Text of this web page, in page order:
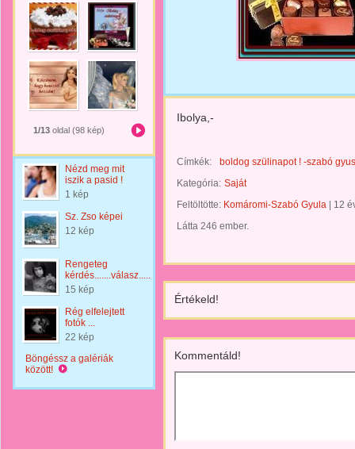
1/13 oldal (98 kép)
Nézd meg mit
iszik a pasid !
1 kép
Sz. Zso képei
12 kép
Rengeteg
kérdés.......válasz.....
15 kép
Rég elfelejtett
fotók ...
22 kép
Böngéssz a galériák
között!
Ibolya,-
Címkék:
boldog szülinapot ! -szabó
Kategória: Saját
Feltöltötte: Komáromi-Szabó Gyula
12
Látta 246 ember.
Értékeld!
Kommentáld!